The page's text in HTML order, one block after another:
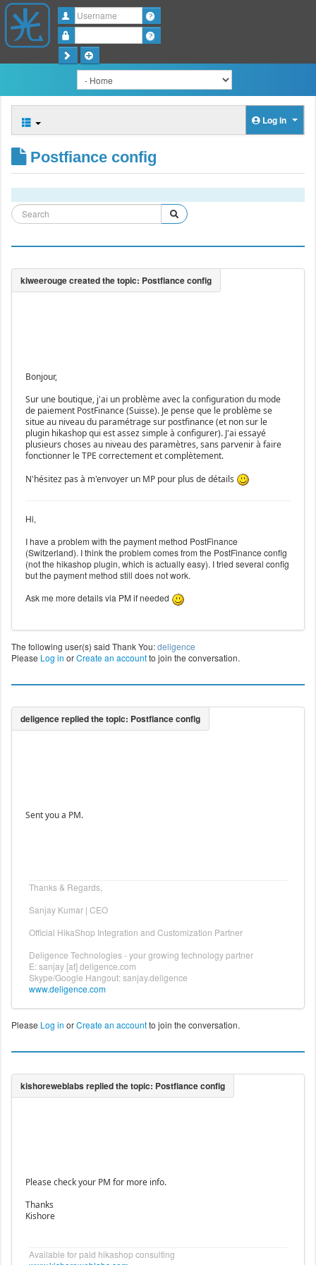
Username
Log in
Postfiance config
Bonjour,
Sur une boutique, j'ai un problème avec la configuration du mode
de paiement PostFinance (Suisse). Je pense que le problème se
situe au niveau du paramétrage sur postfinance (et non sur le
plugin hikashop qui est assez simple à configurer). J'ai essayé
plusieurs choses au niveau des paramètres, sans parvenir à faire
fonctionner le TPE correctement et complètement.
N'hésitez pas à m'envoyer un MP pour plus de détails
Hi,
I have a problem with the payment method PostFinance
(Switzerland). I think the problem comes from the PostFinance config
(not the hikashop plugin, which is actually easy). I tried several config
but the payment method still does not work.
Ask me more details via PM if needed
The following user(s) said Thank You:deligence
Please Log in orCreate an accountto join the conversation.
Sent you a PM.
Thanks & Regards,
Sanjay Kumar | CEO
Official HikaShop Integration and Customization Partner
Deligence Technologies - your growing technology partner
E: sanjay [at] deligence.com
Skype/Google Hangout: sanjay.deligence
www.deligence.com
Please Log in orCreate an accountto join the conversation.
Please check your PM for more info.
Thanks
Kishore
Available for paid hikashop consulting